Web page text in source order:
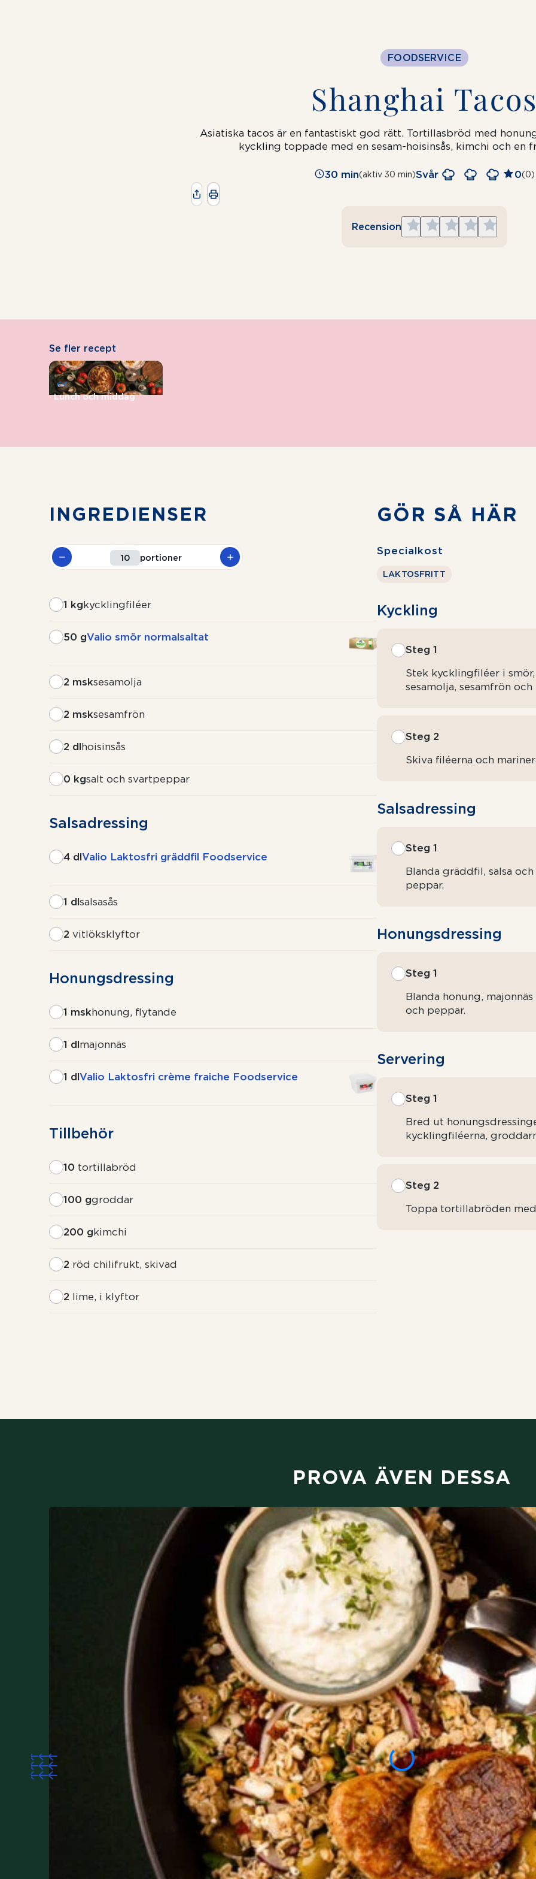
FOODSERVICE
Shanghai
Asiatiska tacos är en fantastiskt god rätt. Tortillasbröd med
kyckling toppade med en sesam-hoisinsås, kimchi och en
30 min(aktiv 30 min)Svår 0(0)
Recension
Give
5
Give
4
Give
3
Give
2
Give
1
Se fler recept
Lunch och middag
<<
INGREDIENSER
portioner
1 kgkycklingfiléer
50 gValio smör normalsaltat
2 msksesamolja
2 msksesamfrön
2 dlhoisinsås
0 kgsalt och svartpeppar
Salsadressing
4 dlValio Laktosfri gräddfil Foodservice
1 dlsalsasås
2 vitlöksklyftor
Honungsdressing
1 mskhonung, flytande
1 dlmajonnäs
1 dlValio Laktosfri crème fraiche Foodservice
Tillbehör
10 tortillabröd
100 ggroddar
200 gkimchi
2 röd chilifrukt, skivad
2 lime, i klyftor
GÖR SÅ HÄR
Specialkost
LAKTOSFRITT
Kyckling
Steg 1
Stek kycklingfiléer i
sesamolja, sesamfrön och
Steg 2
Skiva filéerna och
Salsadressing
Steg 1
Blanda gräddfil, salsa
peppar.
Honungsdressing
Steg 1
Blanda honung,
och peppar.
Servering
Steg 1
Bred ut
kycklingfiléerna,
Steg 2
Toppa tortillabröden
PROVA ÄVEN DESSA